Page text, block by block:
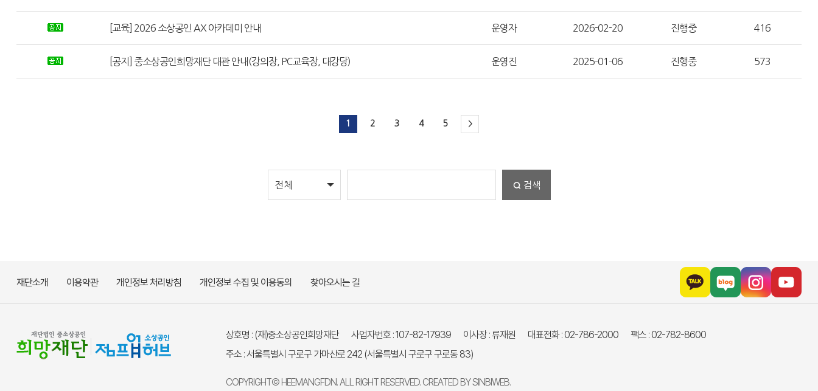
[교육] 2026 소상공인 AX 아카데미 안내 운영자 2026-02-20 진행중 416
[공지] 중소상공인희망재단 대관 안내(강의장, PC교육장, 대강당) 운영진 2025-01-06 진행중 573
1 2 3 4 5 >
검색
재단소개 이용약관 개인정보 처리방침 개인정보 수집 및 이용동의 찾아오시는 길
상호명 : (재)중소상공인희망재단 사업자번호 : 107-82-17939 이사장 : 류재원 대표전화 : 02-786-2000
팩스 : 02-782-8600
주소 : 서울특별시 구로구 가마산로 242 (서울특별시 구로구 구로동 83)
COPYRIGHT© HEEMANGFDN. ALL RIGHT RESERVED. CREATED BYSINBIWEB.